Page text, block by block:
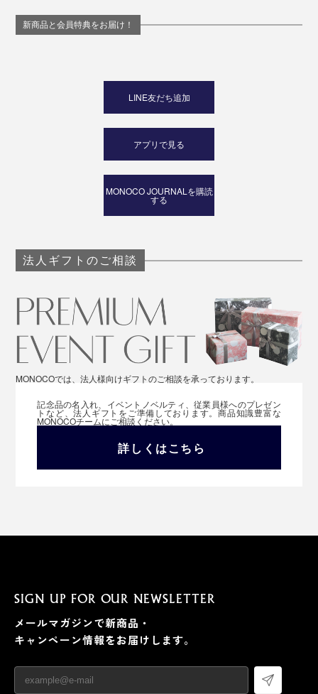
新商品と会員特典をお届け！
LINE友だち追加
アプリで見る
MONOCO JOURNALを購読
する
法人ギフトのご相談
MONOCOでは、法人様向けギフトのご相談を承っております。
記念品の名入れ、イベントノベルティ、従業員様へのプレゼン
トなど、法人ギフトをご準備しております。商品知識豊富な
MONOCOチームにご相談ください。
詳しくはこちら
SIGN UP FOR OUR NEWSLETTER
メールマガジンで新商品・
キャンペーン情報をお届けします。